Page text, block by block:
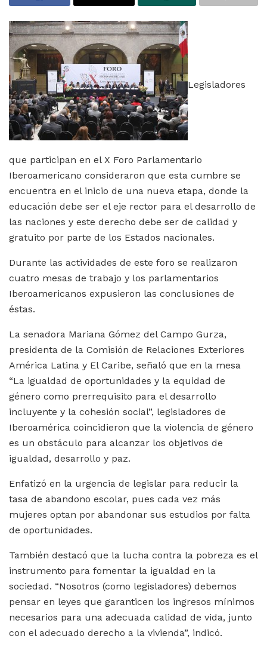
Legisladores
que participan en el X Foro Parlamentario
Iberoamericano consideraron que esta cumbre se
encuentra en el inicio de una nueva etapa, donde la
educación debe ser el eje rector para el desarrollo de
las naciones y este derecho debe ser de calidad y
gratuito por parte de los Estados nacionales.
Durante las actividades de este foro se realizaron
cuatro mesas de trabajo y los parlamentarios
Iberoamericanos expusieron las conclusiones de
éstas.
La senadora Mariana Gómez del Campo Gurza,
presidenta de la Comisión de Relaciones Exteriores
América Latina y El Caribe, señaló que en la mesa
“La igualdad de oportunidades y la equidad de
género como prerrequisito para el desarrollo
incluyente y la cohesión social”, legisladores de
Iberoamérica coincidieron que la violencia de género
es un obstáculo para alcanzar los objetivos de
igualdad, desarrollo y paz.
Enfatizó en la urgencia de legislar para reducir la
tasa de abandono escolar, pues cada vez más
mujeres optan por abandonar sus estudios por falta
de oportunidades.
También destacó que la lucha contra la pobreza es el
instrumento para fomentar la igualdad en la
sociedad. “Nosotros (como legisladores) debemos
pensar en leyes que garanticen los ingresos mínimos
necesarios para una adecuada calidad de vida, junto
con el adecuado derecho a la vivienda”, indicó.